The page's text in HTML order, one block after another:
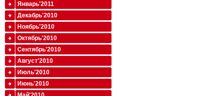
Январь'2011
Декабрь'2010
Ноябрь'2010
Октябрь'2010
Сентябрь'2010
Август'2010
Июль'2010
Июнь'2010